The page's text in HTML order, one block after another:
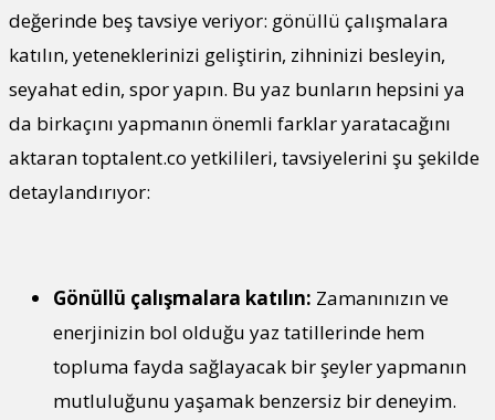
değerinde beş tavsiye veriyor: gönüllü çalışmalara
katılın, yeteneklerinizi geliştirin, zihninizi besleyin,
seyahat edin, spor yapın. Bu yaz bunların hepsini ya
da birkaçını yapmanın önemli farklar yaratacağını
aktaran toptalent.co yetkilileri, tavsiyelerini şu şekilde
detaylandırıyor:
Gönüllü çalışmalara katılın: Zamanınızın ve
enerjinizin bol olduğu yaz tatillerinde hem
topluma fayda sağlayacak bir şeyler yapmanın
mutluluğunu yaşamak benzersiz bir deneyim.